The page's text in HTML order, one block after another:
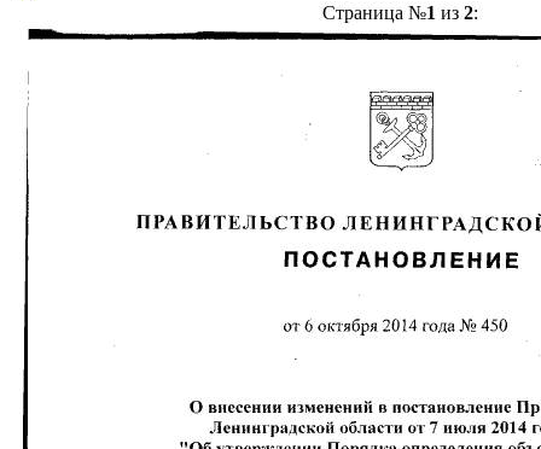
Страница №1 из 2: